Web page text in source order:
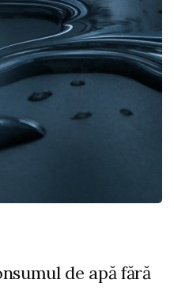
de apă fără